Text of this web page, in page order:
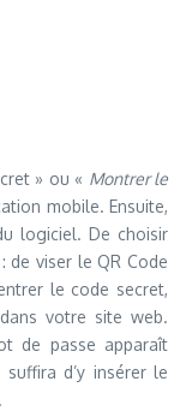
» ou « Montrer le
mobile. Ensuite,
logiciel. De choisir
de viser le QR Code
le code secret,
votre site web.
de passe apparaît
d’y insérer le